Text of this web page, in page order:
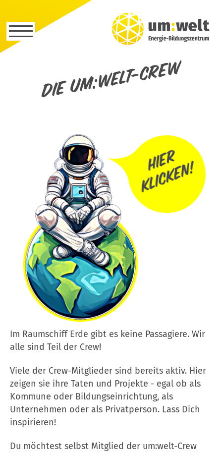
Die um:welt-Crew
Im Raumschiff Erde gibt es keine Passagiere. Wir
alle sind Teil der Crew!
Viele der Crew-Mitglieder sind bereits aktiv. Hier
zeigen sie ihre Taten und Projekte - egal ob als
Kommune oder Bildungseinrichtung, als
Unternehmen oder als Privatperson. Lass Dich
inspirieren!
Du möchtest selbst Mitglied der um:welt-Crew